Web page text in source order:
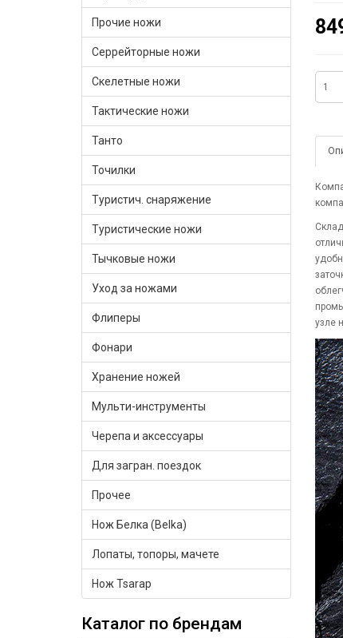
Прочие ножи
Серрейторные ножи
Скелетные ножи
Тактические ножи
Танто
Точилки
Туристич. снаряжение
Туристические ножи
Тычковые ножи
Уход за ножами
Флиперы
Фонари
Хранение ножей
Мульти-инструменты
Черепа и аксессуары
Для загран. поездок
Прочее
Нож Белка (Belka)
Лопаты, топоры, мачете
Нож Tsarap
Каталог по брендам
узле